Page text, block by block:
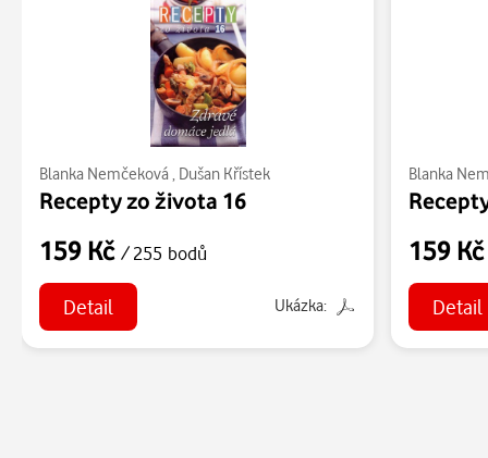
Blanka Nemčeková , Dušan Křístek
Recepty zo života 16
159 Kč / 255 bodů
Detail Ukázka:
Blanka
159
Detail